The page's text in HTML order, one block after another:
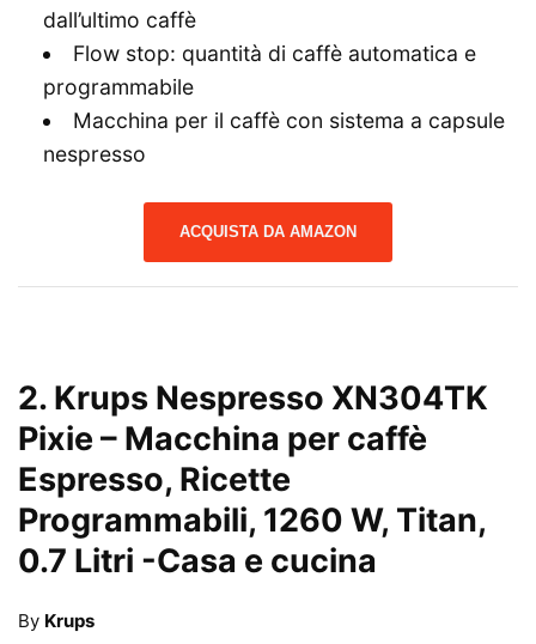
dall’ultimo caffè
Flow stop: quantità di caffè automatica e
programmabile
Macchina per il caffè con sistema a capsule
nespresso
ACQUISTA DA AMAZON
2. Krups Nespresso XN304TK
Pixie – Macchina per caffè
Espresso, Ricette
Programmabili, 1260 W, Titan,
0.7 Litri -Casa e cucina
By Krups